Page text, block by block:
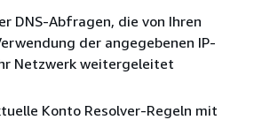
DNS-Abfragen, die von Ihren
der angegebenen IP-
Netzwerk weitergeleitet
Konto Resolver-Regeln mit